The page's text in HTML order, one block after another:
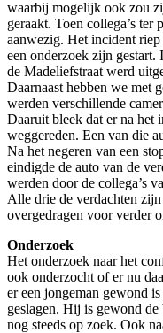
waarbij mogelijk ook zou
geraakt. Toen collega’s ter
aanwezig. Het incident
een onderzoek zijn
de Madeliefstraat werd
Daarnaast hebben we met
werden verschillende
Daaruit bleek dat er na het
weggereden. Een van die
Na het negeren van een
eindigde de auto van de
werden door de collega’s
Alle drie de verdachten
overgedragen voor verder
Onderzoek
Het onderzoek naar het
ook onderzocht of er nu
er een jongeman gewond
geslagen. Hij is gewond
nog steeds op zoek. Ook